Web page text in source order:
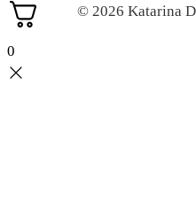
© 2026 Katarina
0